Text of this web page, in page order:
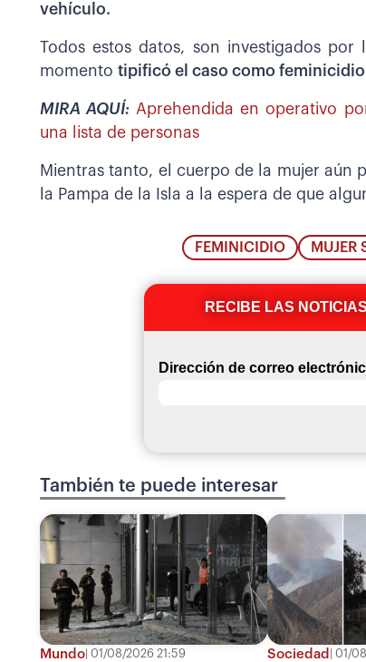
vehículo.
Todos estos datos, son investigados
momento tipificó el caso como
MIRA AQUÍ: Aprehendida en operativo
una lista de personas
Mientras tanto, el cuerpo de la mujer aún
la Pampa de la Isla a la espera de que
FEMINICIDIO MUJER
RECIBE LAS
Dirección de correo
También te puede interesar
Mundo 01/08/2026 21:59 Sociedad 01/